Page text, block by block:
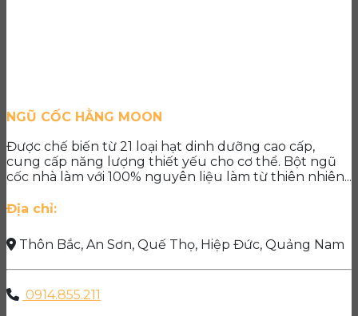
NGŨ CỐC HẰNG MOON
Được chế biến từ 21 loại hạt dinh dưỡng cao cấp,
cung cấp năng lượng thiết yếu cho cơ thể. Bột ngũ
cốc nhà làm với 100% nguyên liệu làm từ thiên nhiên...
Địa chỉ:
Thôn Bắc, An Sơn, Quế Thọ, Hiệp Đức, Quảng Nam
0914.855.211